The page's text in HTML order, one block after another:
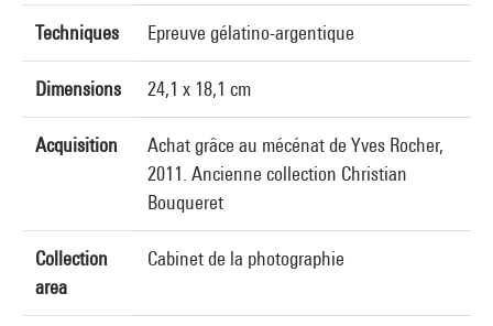
Techniques Epreuve gélatino-argentique
Dimensions 24,1 x 18,1 cm
Acquisition
Achat grâce au mécénat de Yves Rocher,
2011. Ancienne collection Christian
Bouqueret
Collection
area
Cabinet de la photographie